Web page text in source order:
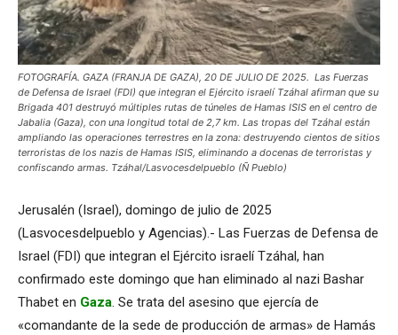
FOTOGRAFÍA. GAZA (FRANJA DE GAZA), 20 DE JULIO DE 2025. Las Fuerzas
de Defensa de Israel (FDI) que integran el Ejército israelí Tzáhal afirman que su
Brigada 401 destruyó múltiples rutas de túneles de Hamas ISIS en el centro de
Jabalia (Gaza), con una longitud total de 2,7 km. Las tropas del Tzáhal están
ampliando las operaciones terrestres en la zona: destruyendo cientos de sitios
terroristas de los nazis de Hamas ISIS, eliminando a docenas de terroristas y
confiscando armas. Tzáhal/Lasvocesdelpueblo (Ñ Pueblo)
Jerusalén (Israel), domingo de julio de 2025
(Lasvocesdelpueblo y Agencias).- Las Fuerzas de Defensa de
Israel (FDI) que integran el Ejército israelí Tzáhal, han
confirmado este domingo que han eliminado al nazi Bashar
Thabet en Gaza. Se trata del asesino que ejercía de
«comandante de la sede de producción de armas» de Hamás